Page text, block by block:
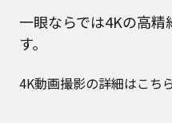
一眼ならでは4Kの高
す。
4K動画撮影の詳細はこち